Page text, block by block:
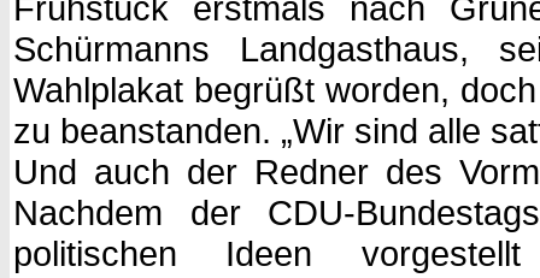
Schürmanns Landgasthaus,
Wahlplakat begrüßt worden,
zu beanstanden. „Wir sind alle
Und auch der Redner des
Nachdem der CDU-
politischen Ideen